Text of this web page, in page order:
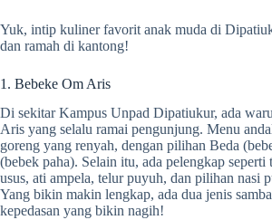
Yuk, intip kuliner favorit anak muda di
dan ramah di kantong!
1. Bebeke Om Aris
Di sekitar Kampus Unpad Dipatiukur, ada
Aris yang selalu ramai pengunjung. Menu
goreng yang renyah, dengan pilihan Beda
(bebek paha). Selain itu, ada pelengkap seperti
usus, ati ampela, telur puyuh, dan pilihan nasi
Yang bikin makin lengkap, ada dua jenis
kepedasan yang bikin nagih!